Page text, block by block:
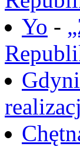
Yo -